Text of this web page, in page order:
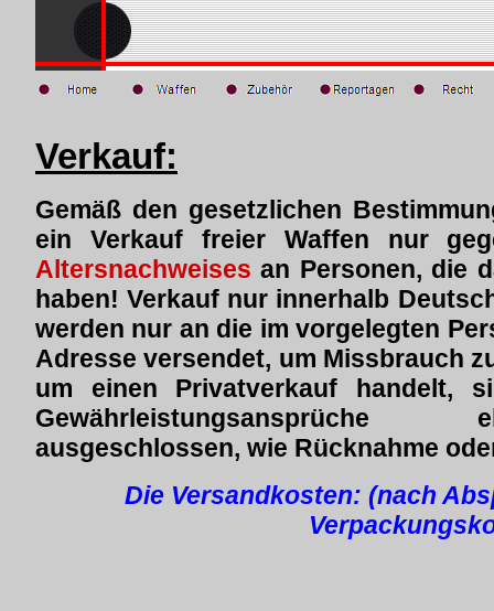
Verkauf:
Gemäß den gesetzlichen
ein Verkauf freier Waffen nur
Altersnachweises an Personen, die
haben! Verkauf nur innerhalb
werden nur an die im vorgelegten
Adresse versendet, um Missbrauch
um einen Privatverkauf handelt,
ausgeschlossen, wie Rücknahme
Die Versandkosten: (nach